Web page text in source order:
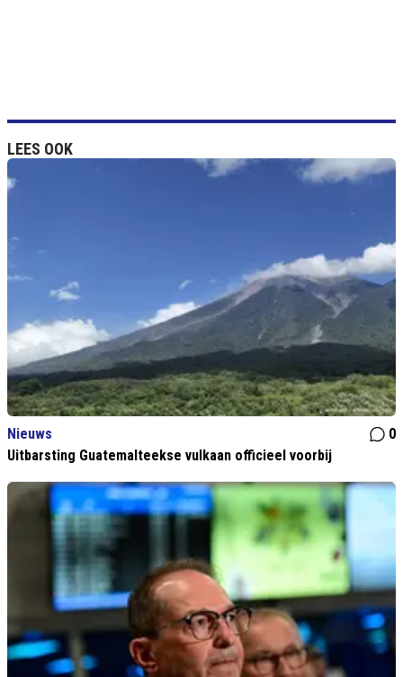
LEES OOK
Nieuws
0
Uitbarsting Guatemalteekse vulkaan officieel voorbij